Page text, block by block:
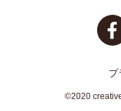
プ
©2020